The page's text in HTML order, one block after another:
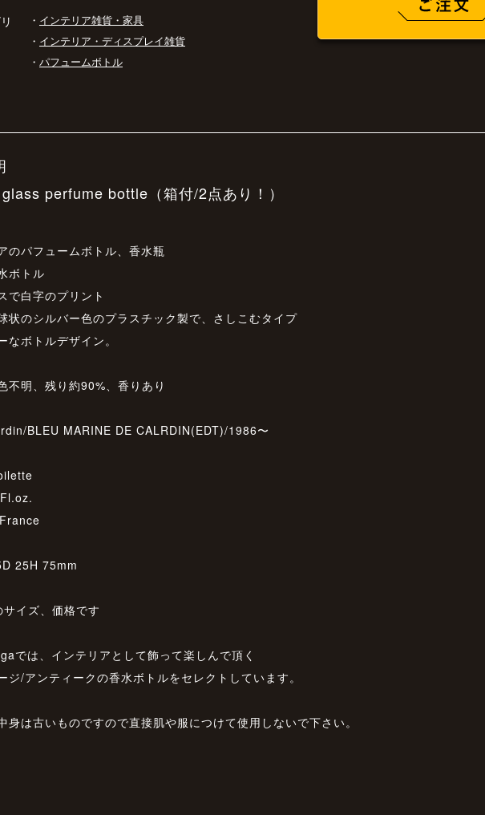
・ インテリア雑貨・家具
・ インテリア・ディスプレイ雑貨
・ パフュームボトル
perfume bottle（箱付/2点あり！）
のパフュームボトル、香水瓶
ボトル
で白字のプリント
状のシルバー色のプラスチック製で、さしこむタイプ
なボトルデザイン。
不明、残り約90%、香りあり
BLEU MARINE DE CALRDIN(EDT)/1986〜
25H 75mm
サイズ、価格です
では、インテリアとして飾って楽しんで頂く
ジ/アンティークの香水ボトルをセレクトしています。
身は古いものですので直接肌や服につけて使用しないで下さい。